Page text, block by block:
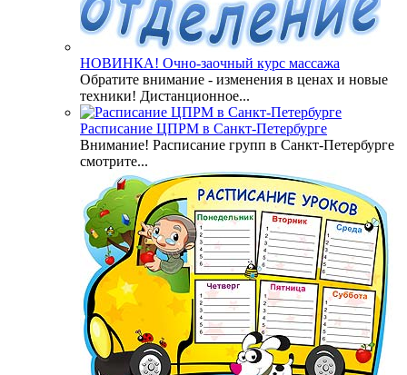
НОВИНКА! Очно-заочный курс массажа
Обратите внимание - изменения в ценах и новые
техники! Дистанционное...
Расписание ЦПРМ в Санкт-Петербурге
Внимание! Расписание групп в Санкт-Петербурге
смотрите...